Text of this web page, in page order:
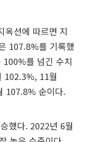
옥션에 따르면 지
107.8%를 기록했
를 넘긴 수치
102.3%, 11월
107.8% 순이다.
했다. 2022년 6월